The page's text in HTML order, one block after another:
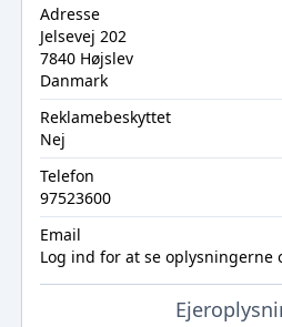
Adresse
Jelsevej 202
7840 Højslev
Danmark
Reklamebeskyttet
Nej
Telefon
97523600
Email
Log ind for at se oplysningerne